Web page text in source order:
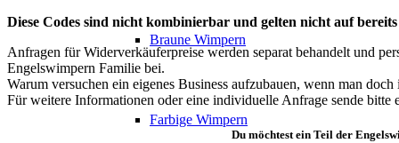
Braune Wimpern
Farbige Wimpern
Diese Codes sind nicht kombinierbar und gelten nicht auf
Anfragen für Widerverkäuferpreise werden separat behandelt und
Engelswimpern Familie bei.
Warum versuchen ein eigenes Business aufzubauen, wenn man
Für weitere Informationen oder eine individuelle Anfrage sende
Du möchtest ein Teil der